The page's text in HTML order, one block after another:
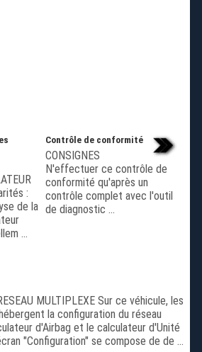
:
de la
...
Contrôle de conformité
CONSIGNES
N'effectuer ce contrôle de
conformité qu'après un
contrôle complet avec l'outil
de diagnostic ...
MULTIPLEXE Sur ce véhicule, les
la configuration du réseau
d'Airbag et le calculateur d'Unité
"Configuration" se compose de de ...